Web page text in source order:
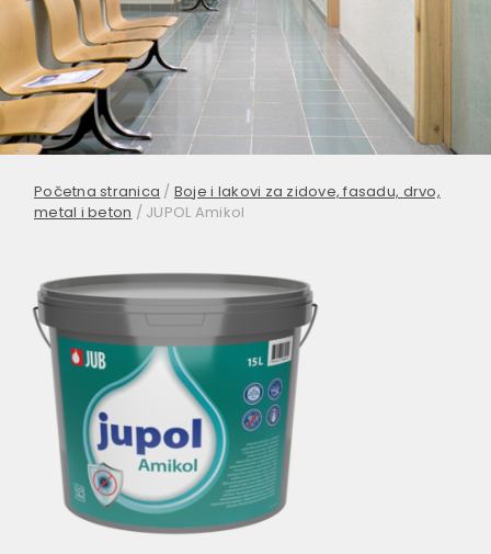
Početna stranica / Boje i lakovi za zidove, fasadu, drvo,
metal i beton / JUPOL Amikol